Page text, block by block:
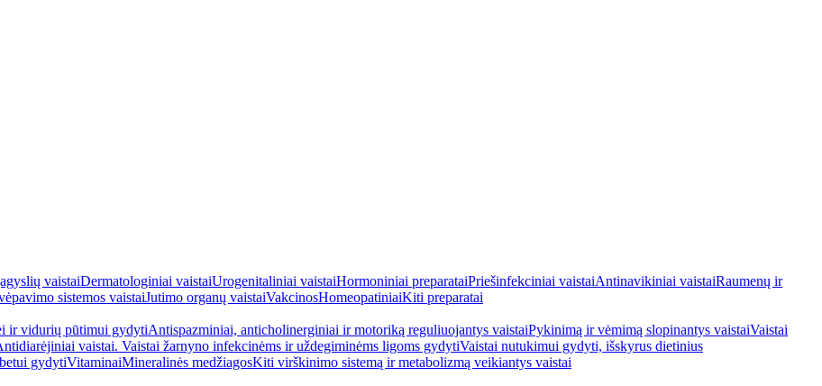
vaistaiDermatologiniai vaistaiUrogenitaliniai vaistaiHormoniniai preparataiPriešinfekciniai vaistaiAntinavikiniai vaistaiRaumenų ir
sistemos vaistaiJutimo organų vaistaiVakcinosHomeopatiniaiKiti preparatai
ir vidurių pūtimui gydytiAntispazminiai, anticholinerginiai ir motoriką reguliuojantys vaistaiPykinimą ir vėmimą slopinantys vaistaiVaistai
vaistai. Vaistai žarnyno infekcinėms ir uždegiminėms ligoms gydytiVaistai nutukimui gydyti, išskyrus dietinius
gydytiVitaminaiMineralinės medžiagosKiti virškinimo sistemą ir metabolizmą veikiantys vaistai